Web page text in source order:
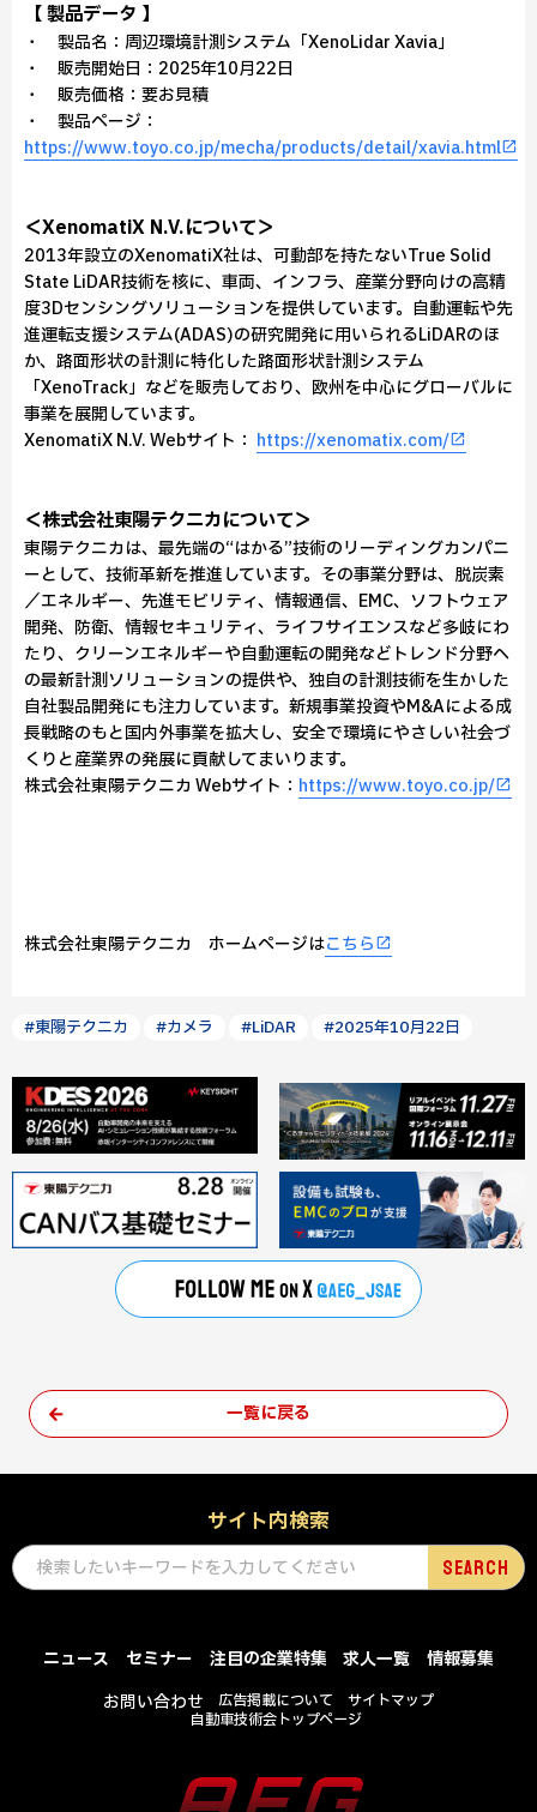
【 製品データ 】
・ 製品名：周辺環境計測システム「XenoLidar Xavia」
・ 販売開始日：2025年10月22日
・ 販売価格：要お見積
・ 製品ページ：
https://www.toyo.co.jp/mecha/products/detail/xavia.html
＜XenomatiX N.V.について＞
2013年設立のXenomatiX社は、可動部を持たないTrue Solid
State LiDAR技術を核に、車両、インフラ、産業分野向けの高精
度3Dセンシングソリューションを提供しています。自動運転や先
進運転支援システム(ADAS)の研究開発に用いられるLiDARのほ
か、路面形状の計測に特化した路面形状計測システム
「XenoTrack」などを販売しており、欧州を中心にグローバルに
事業を展開しています。
XenomatiX N.V. Webサイト： https://xenomatix.com/
＜株式会社東陽テクニカについて＞
東陽テクニカは、最先端の“はかる”技術のリーディングカンパニ
ーとして、技術革新を推進しています。その事業分野は、脱炭素
／エネルギー、先進モビリティ、情報通信、EMC、ソフトウェア
開発、防衛、情報セキュリティ、ライフサイエンスなど多岐にわ
たり、クリーンエネルギーや自動運転の開発などトレンド分野へ
の最新計測ソリューションの提供や、独自の計測技術を生かした
自社製品開発にも注力しています。新規事業投資やM&Aによる成
長戦略のもと国内外事業を拡大し、安全で環境にやさしい社会づ
くりと産業界の発展に貢献してまいります。
株式会社東陽テクニカ Webサイト： https://www.toyo.co.jp/
株式会社東陽テクニカ ホームページはこちら
#東陽テクニカ #カメラ #LiDAR #2025年10月22日
一覧に戻る
サイト内検索
ニュース セミナー 注目の企業特集 求人一覧
情報募集
お問い合わせ
広告掲載について
サイトマップ
自動車技術会トップページ